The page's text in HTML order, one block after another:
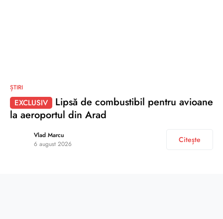
ȘTIRI
EXCLUSIV
Lipsă de combustibil pentru avioane
la aeroportul din Arad
Vlad Marcu
6 august 2026
Citește